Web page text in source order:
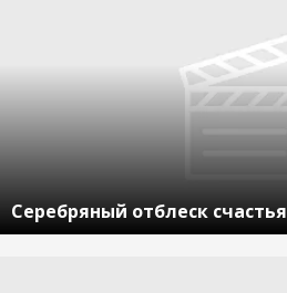
Серебряный отблеск счастья